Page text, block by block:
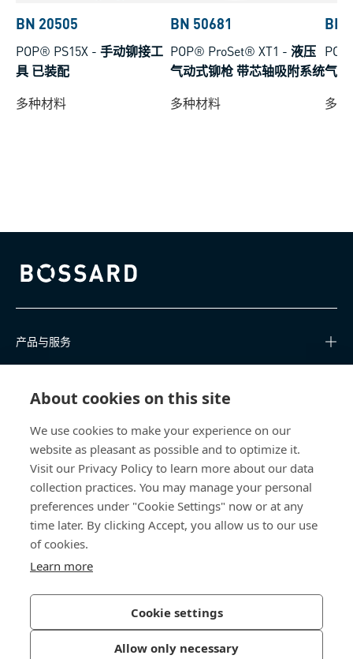
About cookies on this site
We use cookies to make your experience on our
website as pleasant as possible and to optimize it.
Visit our Privacy Policy to learn more about our data
collection practices. You may manage your personal
preferences under "Cookie Settings" now or at any
time later. By clicking Accept, you allow us to our use
of cookies.
Learn more
Cookie settings
Allow only necessary
BN 20505
POP® PS15X - 手动铆接工
具 已装配
多种材料
BN 50681
POP® ProSet® XT1 - 液压
气动式铆枪 带芯轴吸附系统
多种材料
BN
气动
多
Bossard homepage
产品与服务
关于我们
联系我们
china@bossard.com